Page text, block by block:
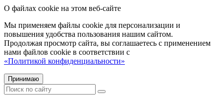
О файлах cookie на этом веб-сайте
Мы применяем файлы cookie для персонализации и
повышения удобства пользования нашим сайтом.
Продолжая просмотр сайта, вы соглашаетесь с применением
нами файлов cookie в соответствии с
«Политикой конфиденциальности»
Принимаю